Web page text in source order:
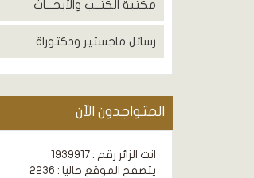
مكتبة الكتــب والأبحـــاث
رسائل ماجستير ودكتوراة
المتواجدون الآن
انت الزائر رقم : 1939917
يتصفح الموقع حاليا : 2236